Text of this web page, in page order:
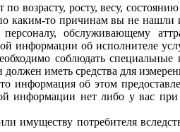
возрасту, росту, весу,
каким-то причинам вы не
обслуживающему
информации об исполнителе
соблюдать специальные
иметь средства для
информация об этом
информации нет либо у вас
имуществу потребителя